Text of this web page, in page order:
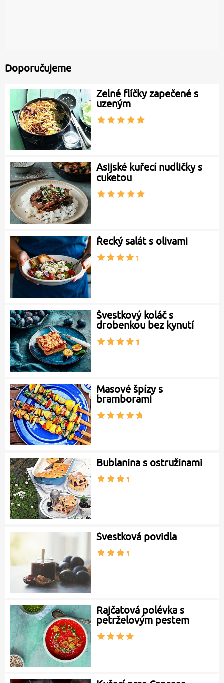
Doporučujeme
Zelné flíčky zapečené s
uzeným
Asijské kuřecí nudličky s
cuketou
Řecký salát s olivami
Švestkový koláč s
drobenkou bez kynutí
Masové špízy s
bramborami
Bublanina s ostružinami
Švestková povidla
Rajčatová polévka s
petrželovým pestem